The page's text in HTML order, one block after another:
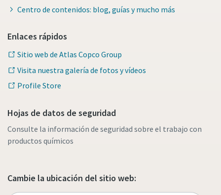
Centro de contenidos: blog, guías y mucho más
Enlaces rápidos
Sitio web de Atlas Copco Group
Visita nuestra galería de fotos y vídeos
Profile Store
Hojas de datos de seguridad
Consulte la información de seguridad sobre el trabajo con
productos químicos
Cambie la ubicación del sitio web: